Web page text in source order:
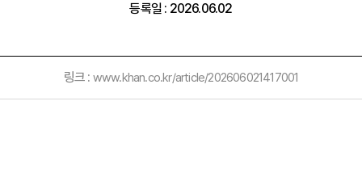
등록일 : 2026.06.02
링크 : www.khan.co.kr/article/202606021417001